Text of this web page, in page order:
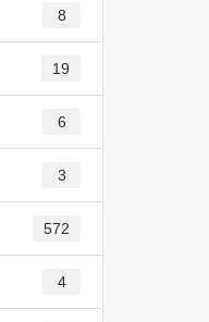
8
19
6
3
572
4